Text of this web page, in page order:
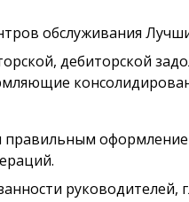
обслуживания
дебиторской
правильным
руководителей,